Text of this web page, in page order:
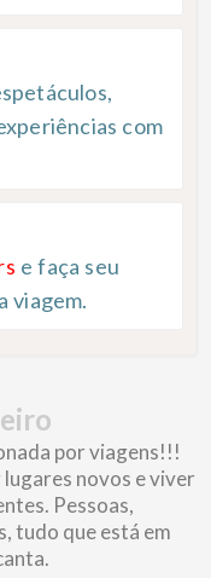
com
e faça seu
viagem.
por viagens!!!
novos e viver
Pessoas,
tudo que está em